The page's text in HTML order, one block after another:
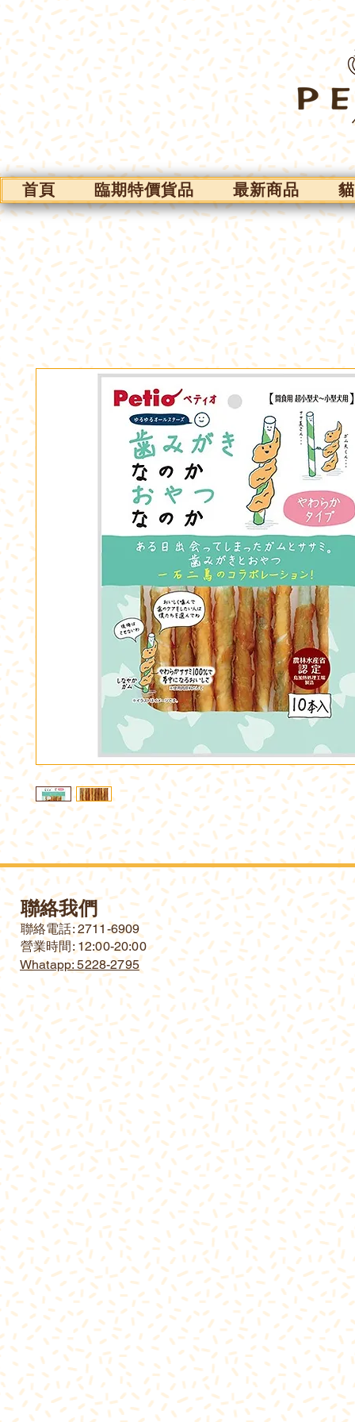
首頁 臨期特價貨品 最新商品
聯絡我們
​聯絡電話: 2711-6909
營業時間: 12:00-20:00
Whatapp: 5228-2795